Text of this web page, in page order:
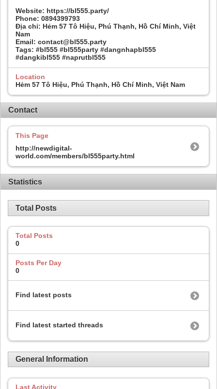
Website: https://bl555.party/
Phone: 0894399793
Địa chỉ: Hẻm 57 Tô Hiệu, Phú Thạnh, Hồ Chí Minh, Việt
Nam
Email: contact@bl555.party
Tags: #bl555 #bl555party #dangnhapbl555
#dangkibl555 #naprutbl555
Location
Hẻm 57 Tô Hiệu, Phú Thạnh, Hồ Chí Minh, Việt Nam
Contact
This Page
http://newdigital-
world.com/members/bl555party.html
Statistics
Total Posts
Total Posts
0
Posts Per Day
0
Find latest posts
Find latest started threads
General Information
Last Activity